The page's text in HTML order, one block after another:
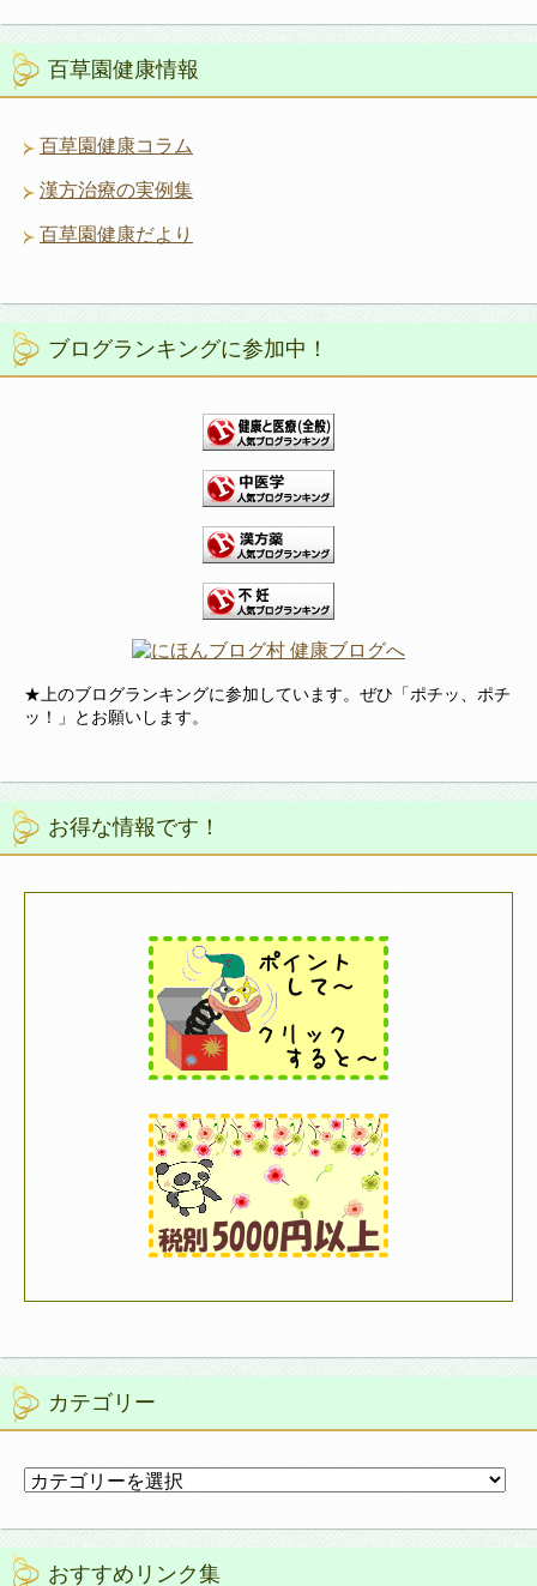
百草園健康情報
百草園健康コラム
漢方治療の実例集
百草園健康だより
ブログランキングに参加中！
★上のブログランキングに参加しています。ぜひ「ポチッ、ポチ
ッ！」とお願いします。
お得な情報です！
カテゴリー
カ
ゴ
リ
ー おすすめリンク集